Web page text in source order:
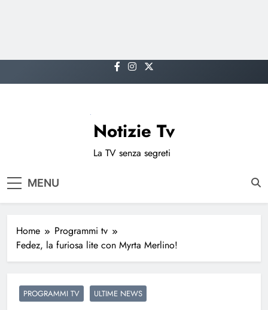
to
Notizie Tv
La TV senza segreti
MENU
Home
Programmi tv
Fedez, la furiosa lite con Myrta Merlino!
PROGRAMMI TV ULTIME NEWS